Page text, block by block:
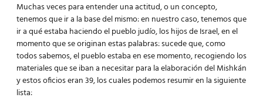
Muchas veces para entender una actitud, o un concepto,
tenemos que ir a la base del mismo: en nuestro caso, tenemos que
ir a qué estaba haciendo el pueblo judío, los hijos de Israel, en el
momento que se originan estas palabras: sucede que, como
todos sabemos, el pueblo estaba en ese momento, recogiendo los
materiales que se iban a necesitar para la elaboración del Mishkán
y estos oficios eran 39, los cuales podemos resumir en la siguiente
lista: